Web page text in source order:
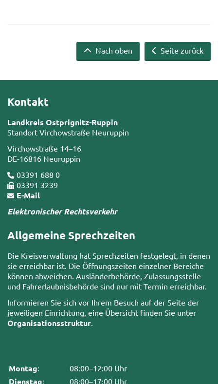
Seite zurück
Nach oben
Kontakt
Landkreis Ostprignitz-Ruppin
Standort Virchowstraße Neuruppin
Virchowstraße 14–16
DE-16816 Neuruppin
03391 688 0
03391 3239
E-Mail
Elektronischer Rechtsverkehr
Allgemeine Sprechzeiten
Die Kreisverwaltung hat Sprechzeiten festgelegt, in denen
sie erreichbar ist. Die Öffnungszeiten einzelner Bereiche
können abweichen. Ausländerbehörde, Zulassungsstelle
und Fahrerlaubnisbehörde sind nur mit Termin erreichbar.
Informieren Sie sich vor Ihrem Besuch auf der Seite der
jeweiligen Einrichtung, eine Übersicht finden Sie unter
Organisationsstruktur
Montag: 08:00–12:00 Uhr
Dienstag: 08:00–17:00 Uhr